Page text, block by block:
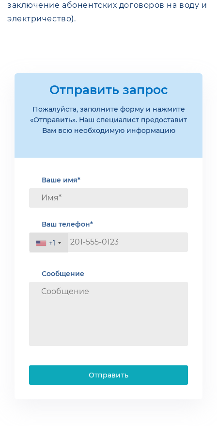
заключение абонентских договоров на воду и
электричество).
Отправить запрос
Пожалуйста, заполните форму и нажмите
«Отправить». Наш специалист предоставит
Вам всю необходимую информацию
Ваше имя*
Ваш телефон*
+1
Сообщение
Отправить